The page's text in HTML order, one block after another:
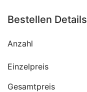
Bestellen Details
Anzahl
Einzelpreis
Gesamtpreis